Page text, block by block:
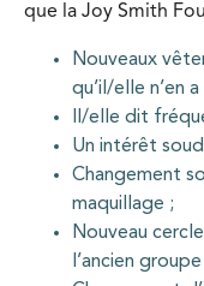
que la Joy Smith
Nouveaux
qu’il/elle n’en
Il/elle dit
Un intérêt
Changement
maquillage ;
Nouveau
l’ancien